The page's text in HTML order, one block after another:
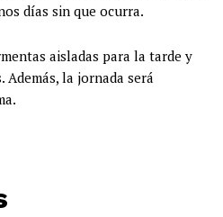
días sin que ocurra.
aisladas para la tarde y
Además, la jornada será